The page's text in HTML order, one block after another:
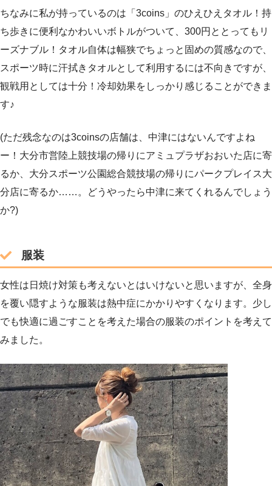
ちなみに私が持っているのは 「3coins」 のひえひえタオル！持
ち歩きに便利なかわいいボトルがついて、300円ととってもリ
ーズナブル！タオル自体は幅狭でちょっと固めの質感なので、
スポーツ時に汗拭きタオルとして利用するには不向きですが、
観戦用としては十分！冷却効果をしっかり感じることができま
す♪
(ただ残念なのは3coinsの店舗は、中津にはないんですよね
ー！大分市営陸上競技場の帰りにアミュプラザおおいた店に寄
るか、大分スポーツ公園総合競技場の帰りにパークプレイス大
分店に寄るか……。どうやったら中津に来てくれるんでしょう
か?)
服装
女性は日焼け対策も考えないとはいけないと思いますが、全身
を覆い隠すような服装は熱中症にかかりやすくなります。少し
でも快適に過ごすことを考えた場合の服装のポイントを考えて
みました。